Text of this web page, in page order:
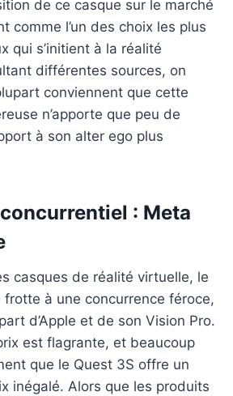
de ce casque sur le marché
comme l’un des choix les plus
qui s’initient à la réalité
différentes sources, on
conviennent que cette
n’apporte que peu de
à son alter ego plus
: Meta
casques de réalité virtuelle, le
frotte à une concurrence féroce,
d’Apple et de son Vision Pro.
est flagrante, et beaucoup
que le Quest 3S offre un
inégalé. Alors que les produits